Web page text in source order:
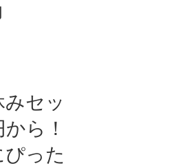
セッ
ら！
った